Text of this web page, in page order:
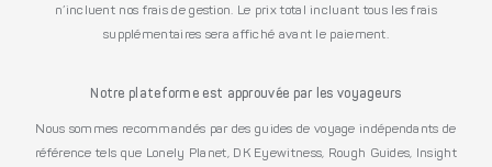
n’incluent nos frais de gestion. Le prix total incluant tous les frais
supplémentaires sera affiché avant le paiement.
Notre plateforme est approuvée par les voyageurs
Nous sommes recommandés par des guides de voyage indépendants de
référence tels que Lonely Planet, DK Eyewitness, Rough Guides, Insight